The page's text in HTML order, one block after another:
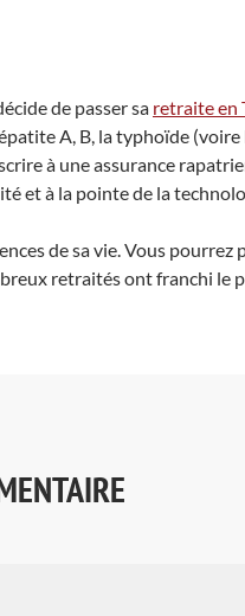
de passer sa retraite en
A, B, la typhoïde
à une assurance
et à la pointe de la
de sa vie. Vous pourrez
retraités ont franchi le